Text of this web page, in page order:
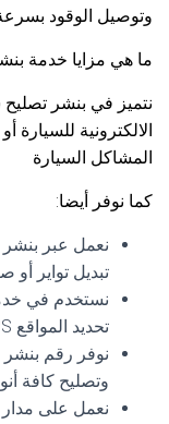
وتوصيل الوقود
ما هي مزايا خدمة
نتميز في بنشر
الالكترونية للسيارة
المشاكل السيارة
كما نوفر أيضا:
نعمل عبر
تبديل تواير
نستخدم في
تحديد المواقع GPS لنصل اليكم بأقصى سرعة
نوفر رقم بنشر
وتصليح كافة
نعمل على مدار